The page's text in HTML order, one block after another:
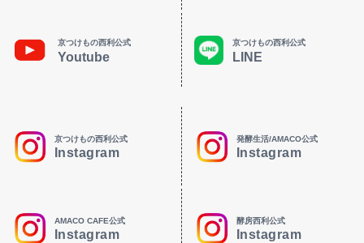
京つけもの西利公式
Youtube
京つけもの西利公式
LINE
京つけもの西利公式
Instagram
発酵生活/AMACO公式
Instagram
AMACO CAFE公式
Instagram
酵房西利公式
Instagram